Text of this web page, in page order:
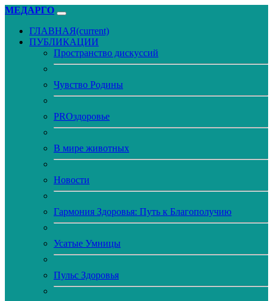
МЕДАРГО
ГЛАВНАЯ(current)
ПУБЛИКАЦИИ
Пространство дискуссий
Чувство Родины
PROздоровье
В мире животных
Новости
Гармония Здоровья: Путь к Благополучию
Усатые Умницы
Пульс Здоровья